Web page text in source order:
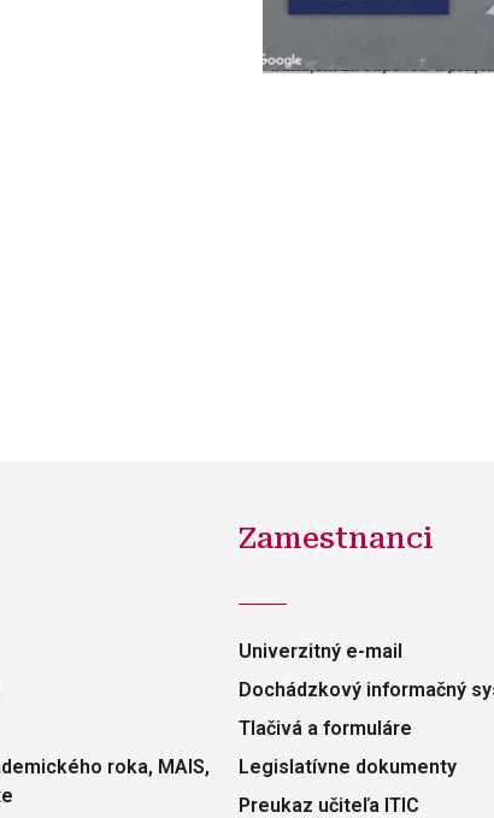
roka, MAIS,
Zamestnanci
Univerzitný e-mail
Dochádzkový informačný
Tlačivá a formuláre
Legislatívne dokumenty
Preukaz učiteľa ITIC